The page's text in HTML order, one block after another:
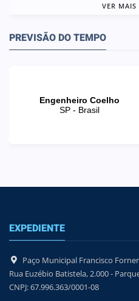
VER MAIS
PREVISÃO DO TEMPO
EXPEDIENTE
Paço Municipal Francisco Forner
Rua Euzébio Batistela, 2.000 -
CNPJ: 67.996.363/0001-08